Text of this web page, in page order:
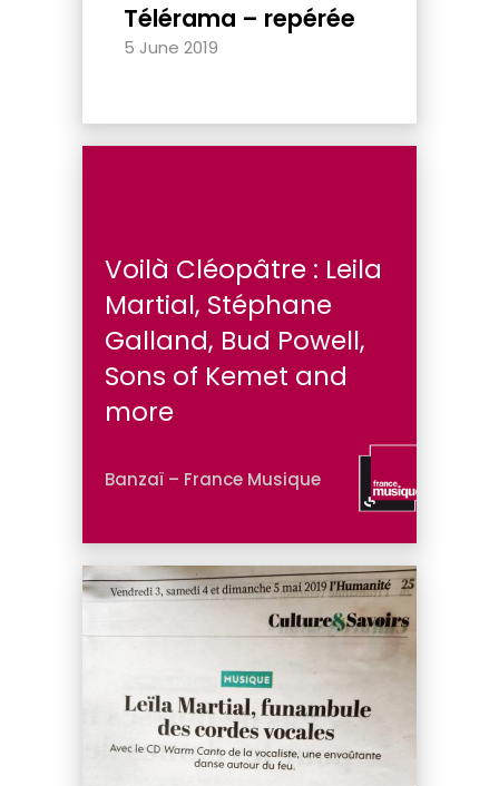
Télérama – repérée
5 June 2019
Voilà Cléopâtre : Leila
Martial, Stéphane
Galland, Bud Powell,
Sons of Kemet and
more
Banzaï – France Musique